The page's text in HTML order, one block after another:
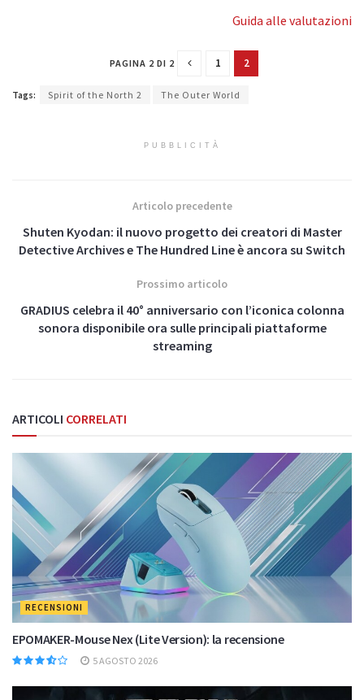
Guida alle valutazioni
PAGINA 2 DI 2 1 2
Tags: Spirit of the North 2 The Outer World
PUBBLICITÀ
Articolo precedente
Shuten Kyodan: il nuovo progetto dei creatori di Master
Detective Archives e The Hundred Line è ancora su Switch
Prossimo articolo
GRADIUS celebra il 40° anniversario con l’iconica colonna
sonora disponibile ora sulle principali piattaforme
streaming
ARTICOLI CORRELATI
RECENSIONI
EPOMAKER-Mouse Nex (Lite Version): la recensione
5 AGOSTO 2026